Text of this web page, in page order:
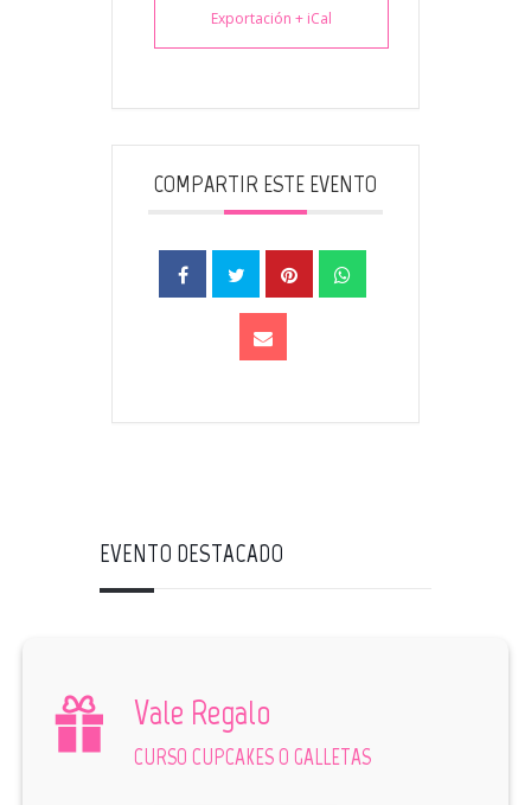
Exportación + iCal
COMPARTIR ESTE EVENTO
EVENTO DESTACADO
Vale Regalo
CURSO CUPCAKES O GALLETAS